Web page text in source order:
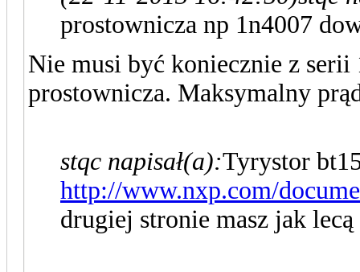
prostownicza np 1n4007
Nie musi być koniecznie z serii
prostownicza. Maksymalny
stqc napisał(a):Tyrystor
http://www.nxp.com/
drugiej stronie masz jak